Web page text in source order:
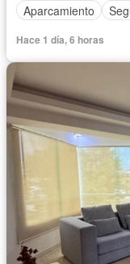
Aparcamiento
Hace 1 día, 6 horas